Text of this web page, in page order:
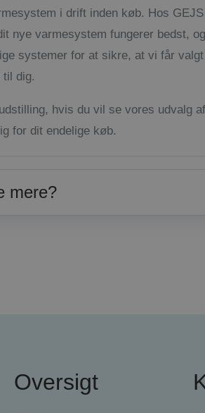
i drift inden køb. Hos
nye varmesystem fungerer bedst,
systemer for at sikre, at vi får
dig.
hvis du vil se vores udvalg
for dit endelige køb.​
mere?
Oversigt